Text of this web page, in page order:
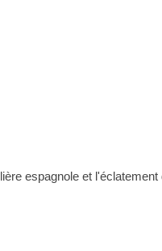
espagnole et